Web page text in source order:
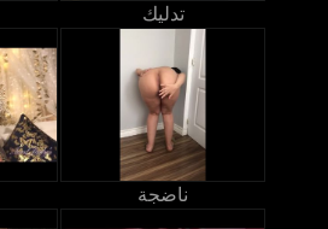
تدليك
ناضجة